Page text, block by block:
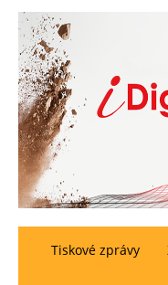
Tiskové zprávy